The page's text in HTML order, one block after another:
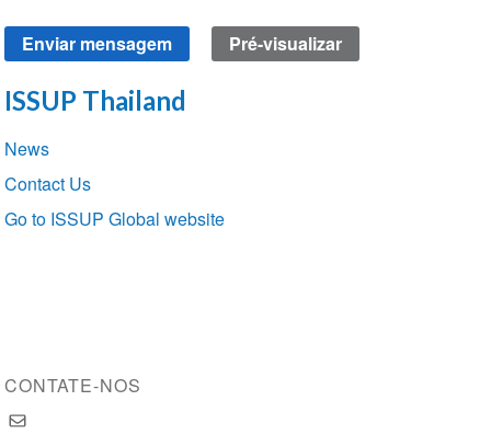
ISSUP Thailand
Section
navigation
News
Contact Us
Go to ISSUP Global website
CONTATE-NOS